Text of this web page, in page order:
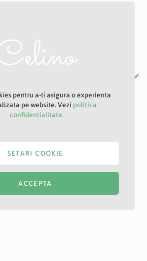
pentru a-ti asigura o experienta
pe website. Vezi politica
confidentialitate.
ACCEPTA
SETARI COOKIE